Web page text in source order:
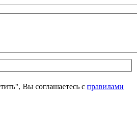
Вы соглашаетесь с правилами